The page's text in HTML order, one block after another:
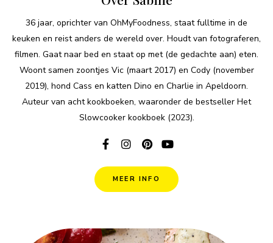
36 jaar, oprichter van OhMyFoodness, staat fulltime in de
keuken en reist anders de wereld over. Houdt van fotograferen,
filmen. Gaat naar bed en staat op met (de gedachte aan) eten.
Woont samen zoontjes Vic (maart 2017) en Cody (november
2019), hond Cass en katten Dino en Charlie in Apeldoorn.
Auteur van acht kookboeken, waaronder de bestseller Het
Slowcooker kookboek (2023).
MEER INFO